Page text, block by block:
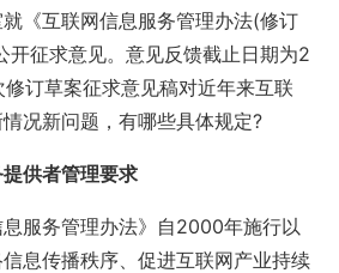
《互联网信息服务管理办法(修订
开征求意见。意见反馈截止日期为2
订草案征求意见稿对近年来互联
况新问题，有哪些具体规定?
供者管理要求
服务管理办法》自2000年施行以
息传播秩序、促进互联网产业持续